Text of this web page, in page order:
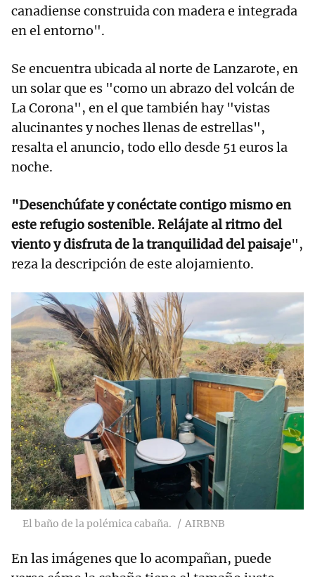
canadiense construida con madera e integrada
en el entorno".
Se encuentra ubicada al norte de Lanzarote, en
un solar que es "como un abrazo del volcán de
La Corona", en el que también hay "vistas
alucinantes y noches llenas de estrellas",
resalta el anuncio, todo ello desde 51 euros la
noche.
"Desenchúfate y conéctate contigo mismo en
este refugio sostenible. Relájate al ritmo del
viento y disfruta de la tranquilidad del paisaje",
reza la descripción de este alojamiento.
El baño de la polémica cabaña. AIRBNB
En las imágenes que lo acompañan, puede